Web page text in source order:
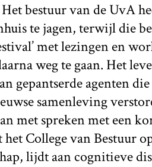
bestuur van de UvA
te jagen, terwijl die
met lezingen en
weg te gaan. Het
gepantserde agenten
samenleving
met spreken met een
College van Bestuur
lijdt aan cognitieve